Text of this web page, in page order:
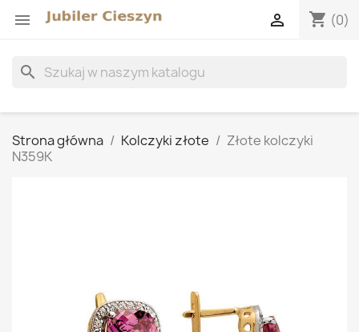
 shopping_cart (0)

search
Strona główna Kolczyki złote
Złote kolczyki
N359K